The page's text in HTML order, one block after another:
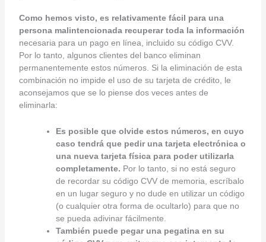
Como hemos visto, es relativamente fácil para una
persona malintencionada recuperar toda la información
necesaria para un pago en línea, incluido su código CVV.
Por lo tanto, algunos clientes del banco eliminan
permanentemente estos números. Si la eliminación de esta
combinación no impide el uso de su tarjeta de crédito, le
aconsejamos que se lo piense dos veces antes de
eliminarla:
Es posible que olvide estos números, en cuyo
caso tendrá que pedir una tarjeta electrónica o
una nueva tarjeta física para poder utilizarla
completamente. Por lo tanto, si no está seguro
de recordar su código CVV de memoria, escríbalo
en un lugar seguro y no dude en utilizar un código
(o cualquier otra forma de ocultarlo) para que no
se pueda adivinar fácilmente.
También puede pegar una pegatina en su